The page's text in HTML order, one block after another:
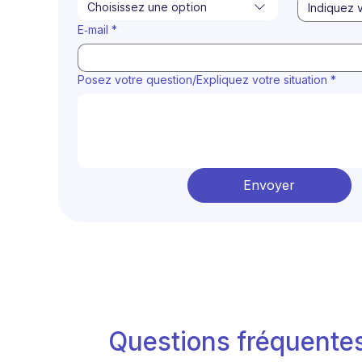
Choisissez une option
E‑mail *
Posez votre question/Expliquez votre situation *
Envoyer
Questions